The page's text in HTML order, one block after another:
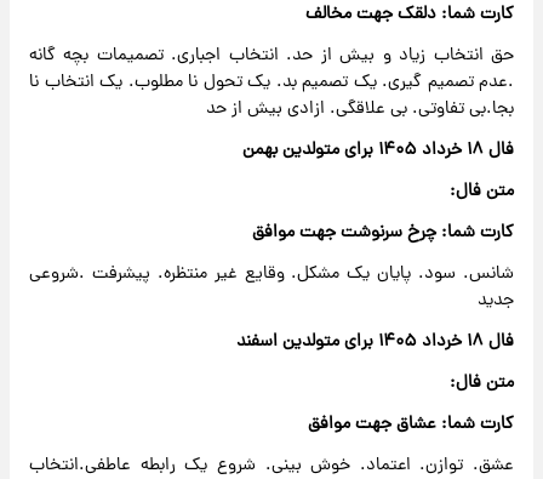
کارت شما: دلقک جهت مخالف
حق انتخاب زیاد و بیش از حد. انتخاب اجباری. تصمیمات بچه گانه
.عدم تصمیم گیری. یک تصمیم بد. یک تحول نا مطلوب. یک انتخاب نا
بجا.بی تفاوتی. بی علاقگی. ازادی بیش از حد
فال ۱۸ خرداد ۱۴۰۵ برای متولدین بهمن
متن فال:
کارت شما: چرخ سرنوشت جهت موافق
شانس. سود. پایان یک مشکل. وقایع غیر منتظره. پیشرفت .شروعی
جدید
فال ۱۸ خرداد ۱۴۰۵ برای متولدین اسفند
متن فال:
کارت شما: عشاق جهت موافق
عشق. توازن. اعتماد. خوش بینی. شروع یک رابطه عاطفی.انتخاب